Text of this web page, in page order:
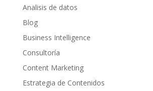
Analisis de datos
Blog
Business Intelligence
Consultoría
Content Marketing
Estrategia de Contenidos